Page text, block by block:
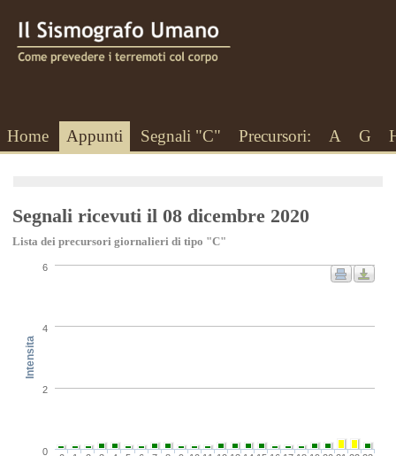
Home Appunti Segnali "C" Precursori: A G
Segnali ricevuti il 08 dicembre 2020
Lista dei precursori giornalieri di tipo "C"
Intensita
0
2
4
6